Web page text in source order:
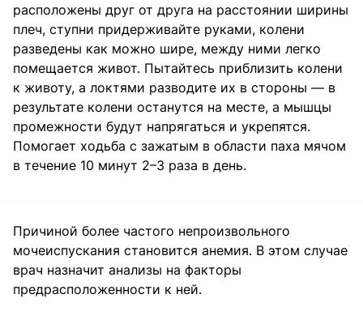
расположены друг от друга на расстоянии ширины
плеч, ступни придерживайте руками, колени
разведены как можно шире, между ними легко
помещается живот. Пытайтесь приблизить колени
к животу, а локтями разводите их в стороны — в
результате колени останутся на месте, а мышцы
промежности будут напрягаться и укрепятся.
Помогает ходьба с зажатым в области паха мячом
в течение 10 минут 2–3 раза в день.
Причиной более частого непроизвольного
мочеиспускания становится анемия. В этом случае
врач назначит анализы на факторы
предрасположенности к ней.